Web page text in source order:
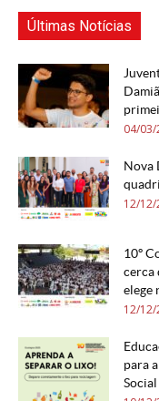
Últimas Notícias
04/
Nova
12/12/
10º
cerca
elege
12/12/
para
Social